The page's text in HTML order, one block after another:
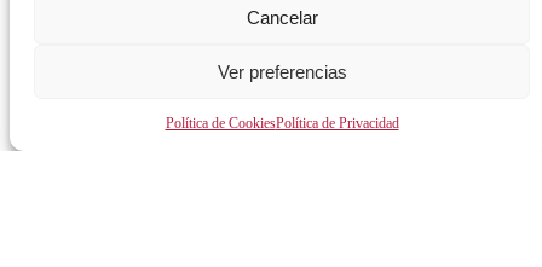
Cancelar
Ver preferencias
Política de CookiesPolítica de Privacidad
Vives Emplea Saludable Mérida